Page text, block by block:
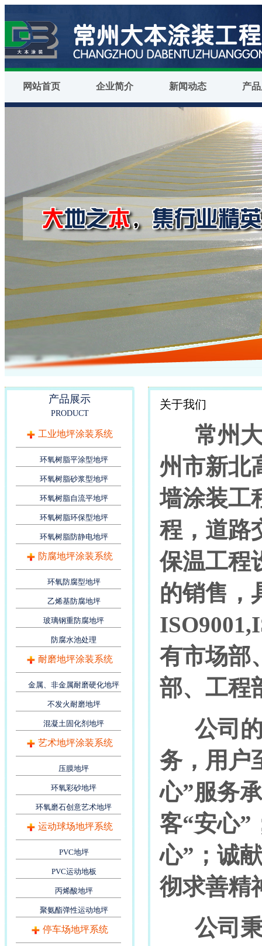
网站首页 企业简介 新闻动态 产
产品展示
PRODUCT
工业地坪涂装系统
环氧树脂平涂型地坪
环氧树脂砂浆型地坪
环氧树脂自流平地坪
环氧树脂环保型地坪
环氧树脂防静电地坪
防腐地坪涂装系统
环氧防腐型地坪
乙烯基防腐地坪
玻璃钢重防腐地坪
防腐水池处理
耐磨地坪涂装系统
金属、非金属耐磨硬化地坪
不发火耐磨地坪
混凝土固化剂地坪
艺术地坪涂装系统
压膜地坪
环氧彩砂地坪
环氧磨石创意艺术地坪
运动球场地坪系统
PVC地坪
PVC运动地板
丙烯酸地坪
聚氨酯弹性运动地坪
停车场地坪系统
关于我们
常州大
州市新北
墙涂装工
程，道路
保温工程
的销售，
有市场部
部、工程
公司的
务，用户
心”服务
客“安心”
心”；诚
彻求善精
公司秉